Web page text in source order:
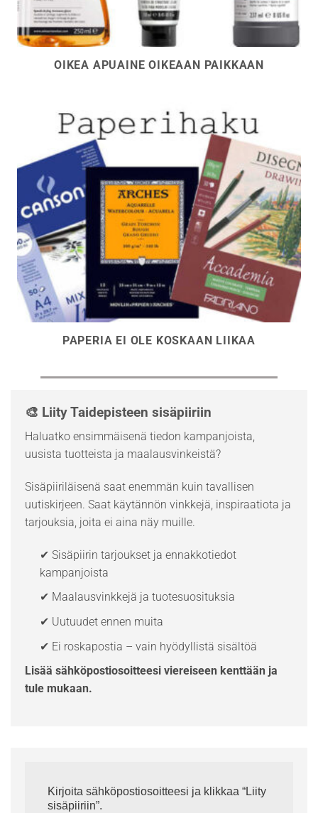
OIKEA APUAINE OIKEAAN PAIKKAAN
PAPERIA EI OLE KOSKAAN LIIKAA
🎨 Liity Taidepisteen sisäpiiriin
Haluatko ensimmäisenä tiedon kampanjoista,
uusista tuotteista ja maalausvinkeistä?
Sisäpiiriläisenä saat enemmän kuin tavallisen
uutiskirjeen. Saat käytännön vinkkejä, inspiraatiota ja
tarjouksia, joita ei aina näy muille.
✔ Sisäpiirin tarjoukset ja ennakkotiedot
kampanjoista
✔ Maalausvinkkejä ja tuotesuosituksia
✔ Uutuudet ennen muita
✔ Ei roskapostia – vain hyödyllistä sisältöä
Lisää sähköpostiosoitteesi viereiseen kenttään ja
tule mukaan.
Kirjoita sähköpostiosoitteesi ja klikkaa “Liity
sisäpiiriin”.